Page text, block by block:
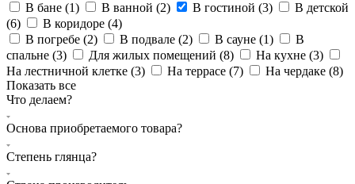
В бане (1) В ванной (2) В гостиной (3)
В детской
(6) В коридоре (4)
В погребе (2) В подвале (2) В сауне (1)
В
спальне (3) Для жилых помещений (8) На кухне (3)
На лестничной клетке (3) На террасе (7) На чердаке (8)
Показать все
Что делаем?
Основа приобретаемого товара?
Степень глянца?